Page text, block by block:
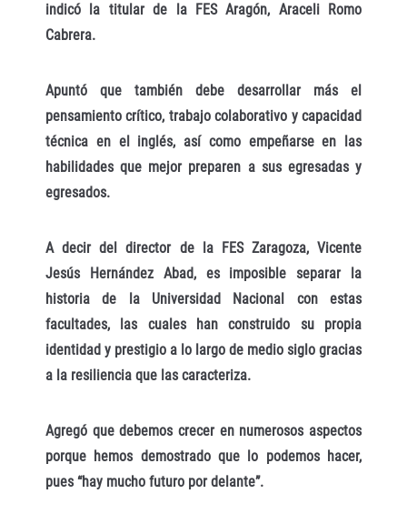
indicó la titular de la FES Aragón, Araceli Romo
Cabrera.
Apuntó que también debe desarrollar más el
pensamiento crítico, trabajo colaborativo y capacidad
técnica en el inglés, así como empeñarse en las
habilidades que mejor preparen a sus egresadas y
egresados.
A decir del director de la FES Zaragoza, Vicente
Jesús Hernández Abad, es imposible separar la
historia de la Universidad Nacional con estas
facultades, las cuales han construido su propia
identidad y prestigio a lo largo de medio siglo gracias
a la resiliencia que las caracteriza.
Agregó que debemos crecer en numerosos aspectos
porque hemos demostrado que lo podemos hacer,
pues “hay mucho futuro por delante”.